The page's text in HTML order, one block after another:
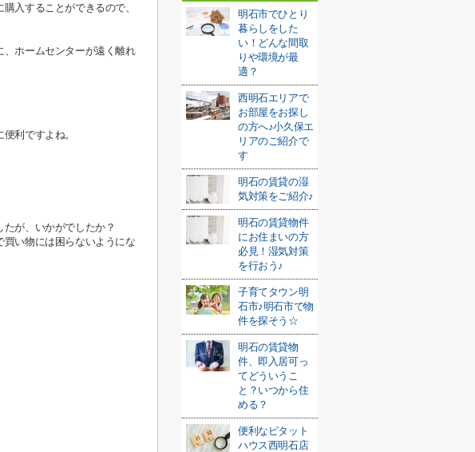
入することができるので、
ホームセンターが遠く離れ
利ですよね。
が、いかがでしたか？
い物には困らないようにな
明石市でひとり
暮らしをした
い！どんな間取
りや環境が最
適？
西明石エリアで
お部屋をお探し
の方へ♪小久保エ
リアのご紹介で
す
明石の賃貸の湿
気対策をご紹介♪
明石の賃貸物件
にお住まいの方
必見！湿気対策
を行おう♪
子育てタウン明
石市♪明石市で物
件を探そう☆
明石の賃貸物
件、即入居可っ
てどういうこ
と？いつから住
める？
便利なピタット
ハウス西明石店